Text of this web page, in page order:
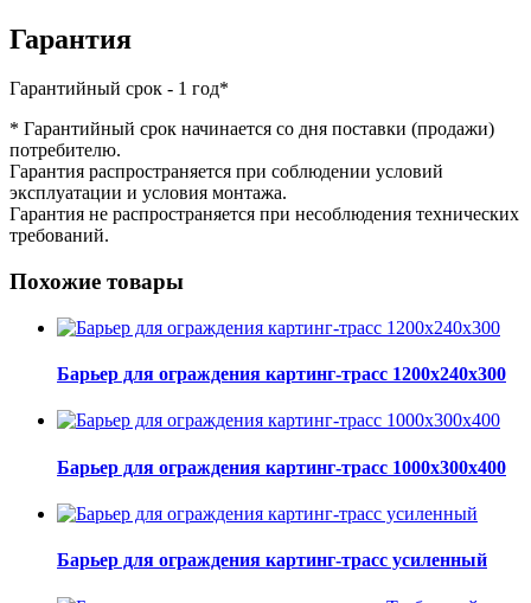
Гарантия
Гарантийный срок - 1 год*
* Гарантийный срок начинается со дня поставки (продажи)
потребителю.
Гарантия распространяется при соблюдении условий
эксплуатации и условия монтажа.
Гарантия не распространяется при несоблюдения технических
требований.
Похожие товары
Барьер для ограждения картинг-трасс 1200х240х300
Барьер для ограждения картинг-трасс 1000х300х400
Барьер для ограждения картинг-трасс усиленный